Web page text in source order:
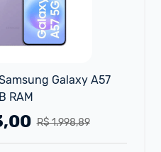
Galaxy A57
RAM
R$ 1.998,89